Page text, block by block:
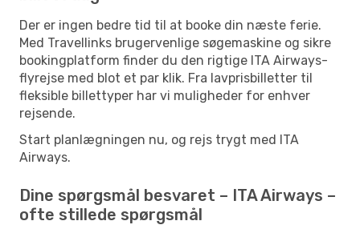
Der er ingen bedre tid til at booke din næste ferie.
Med Travellinks brugervenlige søgemaskine og sikre
bookingplatform finder du den rigtige ITA Airways-
flyrejse med blot et par klik. Fra lavprisbilletter til
fleksible billettyper har vi muligheder for enhver
rejsende.
Start planlægningen nu, og rejs trygt med ITA
Airways.
Dine spørgsmål besvaret – ITA Airways –
ofte stillede spørgsmål